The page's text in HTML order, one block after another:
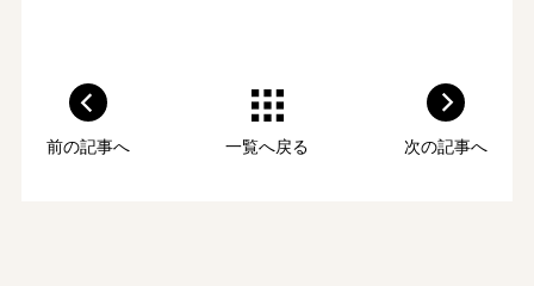
前の記事へ 一覧へ戻る 次の記事へ